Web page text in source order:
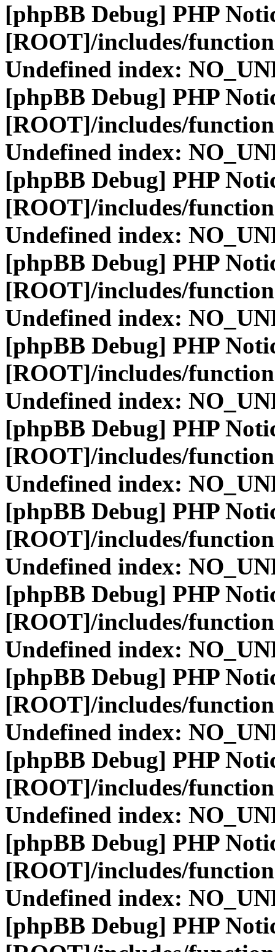
[phpBB Debug] PHP
[ROOT]/includes/
Undefined index:
[phpBB Debug] PHP
[ROOT]/includes/
Undefined index:
[phpBB Debug] PHP
[ROOT]/includes/
Undefined index:
[phpBB Debug] PHP
[ROOT]/includes/
Undefined index:
[phpBB Debug] PHP
[ROOT]/includes/
Undefined index:
[phpBB Debug] PHP
[ROOT]/includes/
Undefined index:
[phpBB Debug] PHP
[ROOT]/includes/
Undefined index:
[phpBB Debug] PHP
[ROOT]/includes/
Undefined index:
[phpBB Debug] PHP
[ROOT]/includes/
Undefined index:
[phpBB Debug] PHP
[ROOT]/includes/
Undefined index:
[phpBB Debug] PHP
[ROOT]/includes/
Undefined index:
[phpBB Debug] PHP